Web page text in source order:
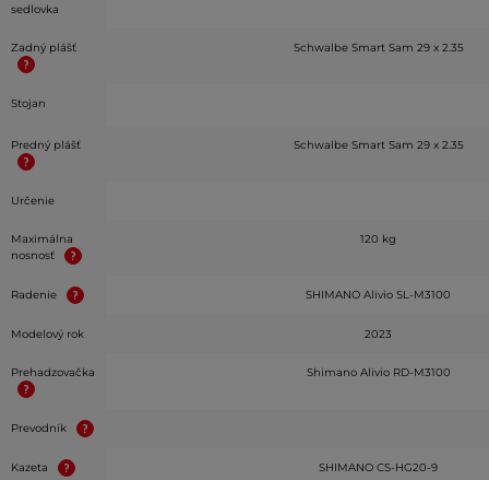
sedlovka
Zadný plášť Schwalbe Smart Sam 29 x 2.35
Stojan
Predný plášť Schwalbe Smart Sam 29 x 2.35
Určenie
Maximálna
nosnosť
120 kg
Radenie SHIMANO Alivio SL-M3100
Modelový rok 2023
Prehadzovačka Shimano Alivio RD-M3100
Prevodník
Kazeta SHIMANO CS-HG20-9